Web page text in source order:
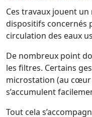
Ces travaux jouent
dispositifs concernés
circulation des eaux
De nombreux point
les filtres. Certains
microstation (au cœur
s’accumulent
Tout cela